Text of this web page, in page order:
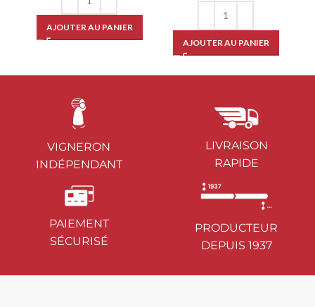
AJOUTER AU PANIER
AJOUTER AU PANIER
VIGNERON
INDÉPENDANT
LIVRAISON
RAPIDE
PAIEMENT
SÉCURISÉ
PRODUCTEUR
DEPUIS 1937